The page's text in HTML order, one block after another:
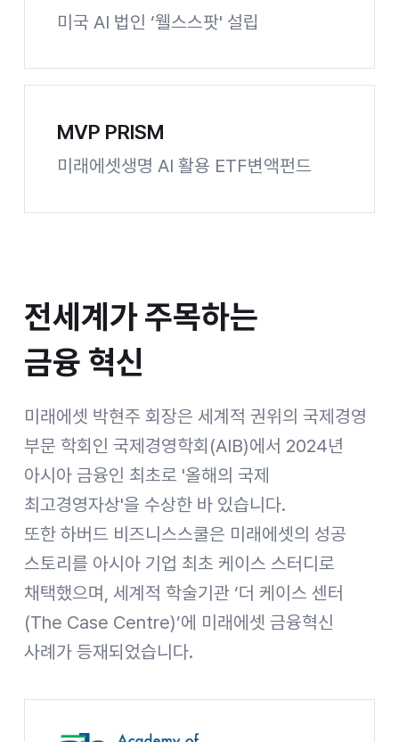
미국 AI 법인 ‘웰스스팟' 설립
MVP PRISM
미래에셋생명 AI 활용 ETF변액펀드
전세계가 주목하는
금융 혁신
미래에셋 박현주 회장은 세계적 권위의 국제경영
부문 학회인 국제경영학회(AIB)에서 2024년
아시아 금융인 최초로 '올해의 국제
최고경영자상'을 수상한 바 있습니다.
또한 하버드 비즈니스스쿨은 미래에셋의 성공
스토리를 아시아 기업 최초 케이스 스터디로
채택했으며, 세계적 학술기관 ‘더 케이스 센터
(The Case Centre)’에 미래에셋 금융혁신
사례가 등재되었습니다.